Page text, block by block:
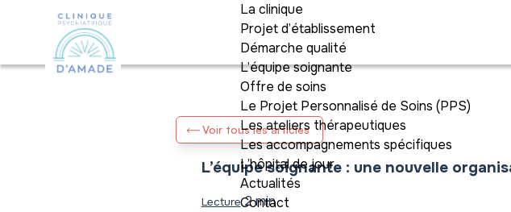
La clinique
Projet d’établissement
Démarche qualité
L’équipe soignante
Offre de soins
Le Projet Personnalisé de Soins (PPS)
Les ateliers thérapeutiques
Les accompagnements spécifiques
L’hôpital de jour
Actualités
Contact
Voir tous les articles
L’équipe soignante : une nouvelle
Lecture 2 min